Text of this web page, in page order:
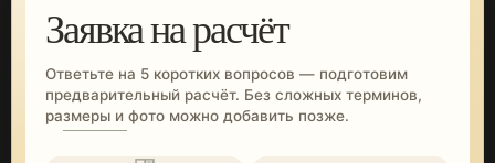
Заявка на расчёт
Ответьте на 5 коротких вопросов — подготовим
предварительный расчёт. Без сложных терминов,
размеры и фото можно добавить позже.